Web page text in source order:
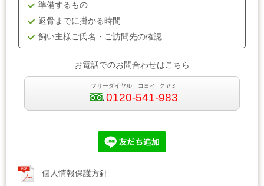
準備するもの
返骨までに掛かる時間
飼い主様ご氏名・ご訪問先の確認
お電話でのお問合わせはこちら
フリーダイヤル コヨイ クヤミ
0120-541-983
個人情報保護方針